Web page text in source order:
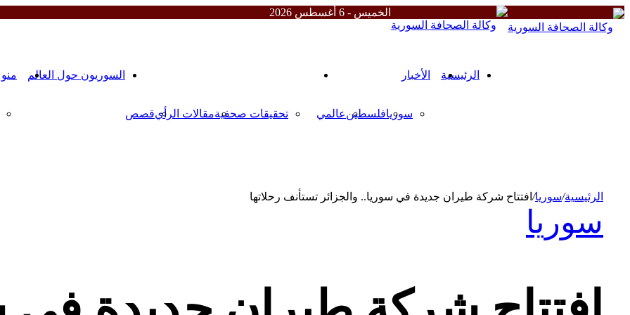
الرئيسية الأخبار
سوريافلسطينعالمي تحقيقات صحفيةمقالات الرأيقصص
السوريون حول العالم
الخميس - 6 أغسطس 2026
الرئيسية/سوريا/ افتتاح شركة طيران جديدة في سوريا.. والجزائر تستأنف رحلاتها
سوريا